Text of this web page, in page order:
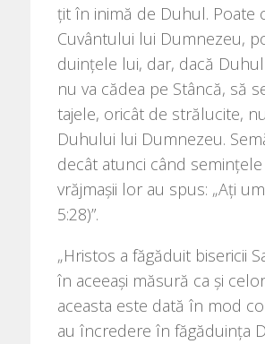
țit în ini­mă de Duhul. Poate
Cuvântului lui Dumnezeu,
du­in­țe­le lui, dar, dacă
nu va cădea pe Stâncă, să
ta­je­le, ori­cât de stră­lu­ci­te,
Duhului lui Dumnezeu.
decât atunci când
vră­j­ma­șii lor au spus: „Ați
5:28)”.
„Hristos a făgă­du­it bise­ri­cii
în ace­eași măsu­ră ca și
aceas­ta este dată în mod
au încre­de­re în făgă­du­in­ța